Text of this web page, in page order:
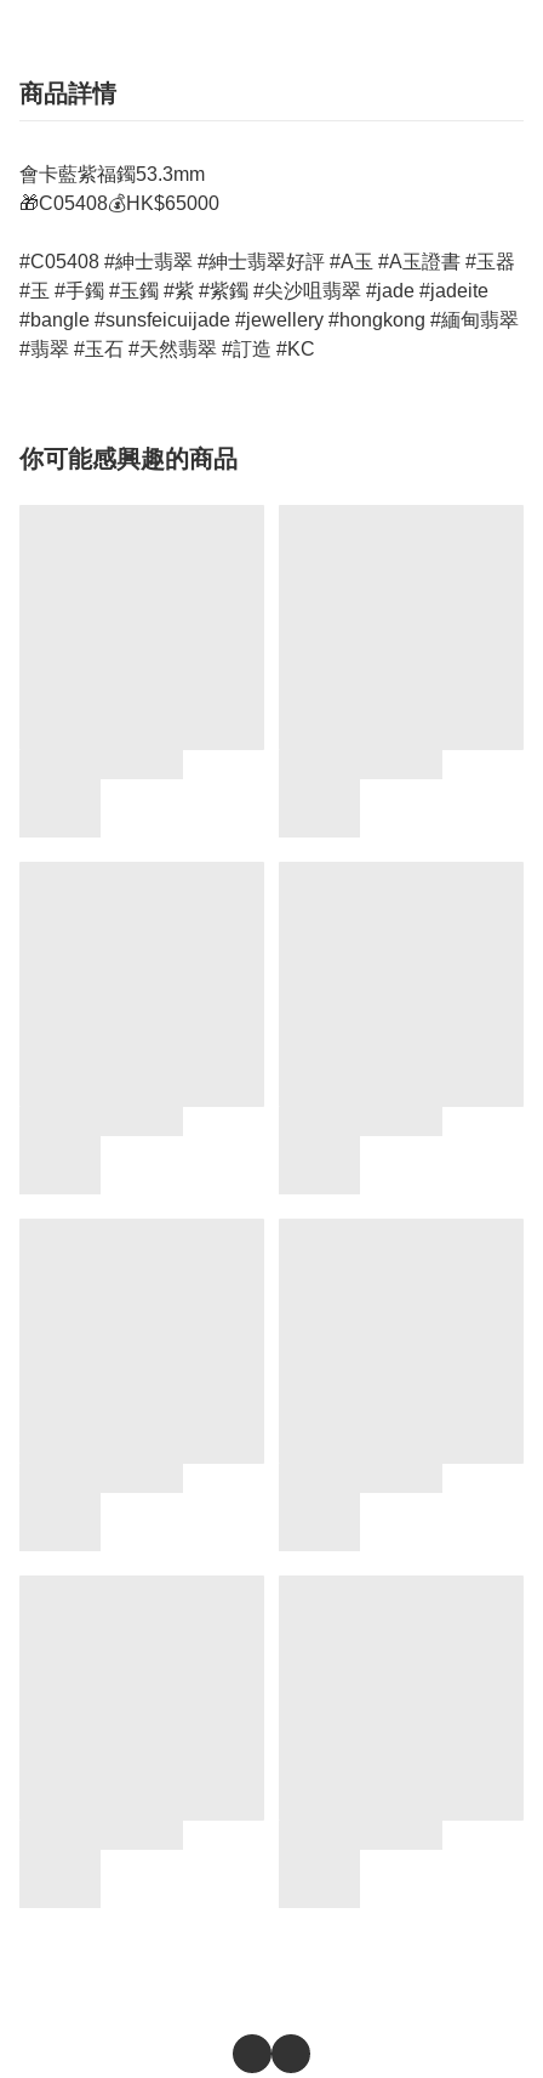
商品詳情
會卡藍紫福鐲53.3mm
🎁C05408💰HK$65000
#C05408 #紳士翡翠 #紳士翡翠好評 #A玉 #A玉證書 #玉器
#玉 #手鐲 #玉鐲 #紫 #紫鐲 #尖沙咀翡翠 #jade #jadeite
#bangle #sunsfeicuijade #jewellery #hongkong #緬甸翡翠
#翡翠 #玉石 #天然翡翠 #訂造 #KC
你可能感興趣的商品